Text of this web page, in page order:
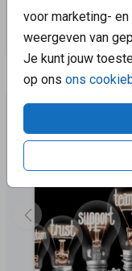
voor marketing-
weergeven van
Je kunt jouw
op ons ons
Aanbevolen